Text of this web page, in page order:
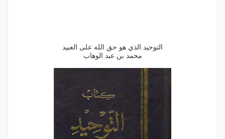
التوحيد الذي هو حق الله على العبيد
محمد بن عبد الوهاب